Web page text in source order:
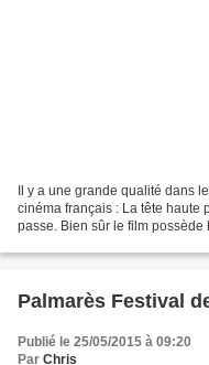
Il y a une grande qualité dans
cinéma français : La tête haute
passe. Bien sûr le film
Palmarès Festival
Publié le 25/05/2015 à 09:20
Par Chris